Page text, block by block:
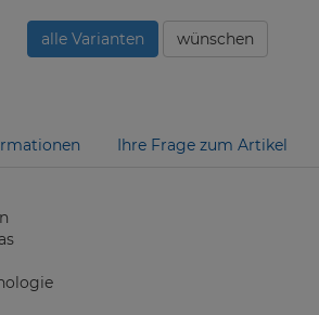
alle Varianten wünschen
Ihre Frage zum Artikel